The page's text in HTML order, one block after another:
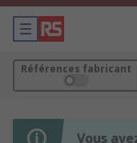
Références fabricant
Vous